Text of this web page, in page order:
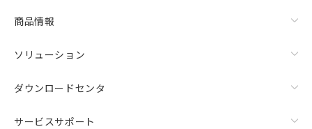
商品情報
ソリューション
ダウンロードセンタ
サービスサポート